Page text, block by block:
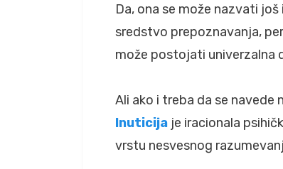
Da, ona se može nazvati
sredstvo prepoznavanja,
može postojati univerzalna
Ali ako i treba da se
Inuticija je iracionala
vrstu nesvesnog